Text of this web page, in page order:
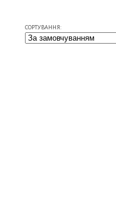
СОРТУВАННЯ: